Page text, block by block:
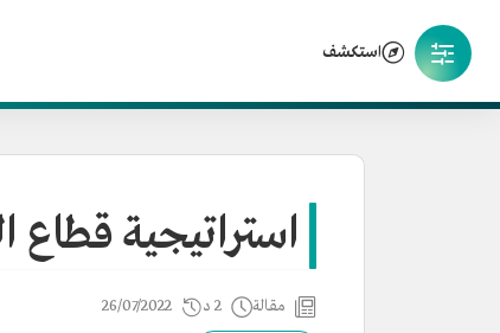
استكشف
استراتيجية
مقالة 2 د 26/07/2022